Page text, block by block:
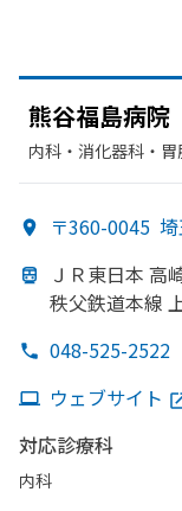
熊谷福島病院
内科・​消化器科・​
〒360-0045
ＪＲ東日本 高
秩父鉄道本線
048-525-2522
ウェブサイト
対応診療科
内科